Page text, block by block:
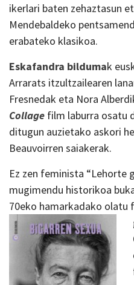
ikerlari baten zehaztasun
Mendebaldeko
erabateko klasikoa.
Eskafandra bildumak
Arrarats itzultzailearen
Fresnedak eta Nora
Collage film laburra osatu
ditugun auzietako askori
Beauvoirren saiakerak.
Ez zen feminista “Lehorte
mugimendu historikoa
70eko hamarkadako olatu